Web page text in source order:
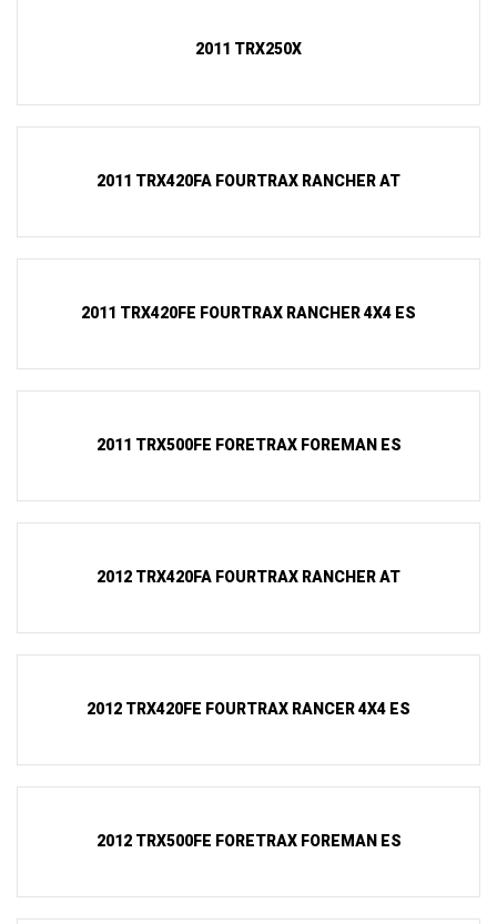
2011 TRX250X
2011 TRX420FA FOURTRAX RANCHER AT
2011 TRX420FE FOURTRAX RANCHER 4X4 ES
2011 TRX500FE FORETRAX FOREMAN ES
2012 TRX420FA FOURTRAX RANCHER AT
2012 TRX420FE FOURTRAX RANCER 4X4 ES
2012 TRX500FE FORETRAX FOREMAN ES